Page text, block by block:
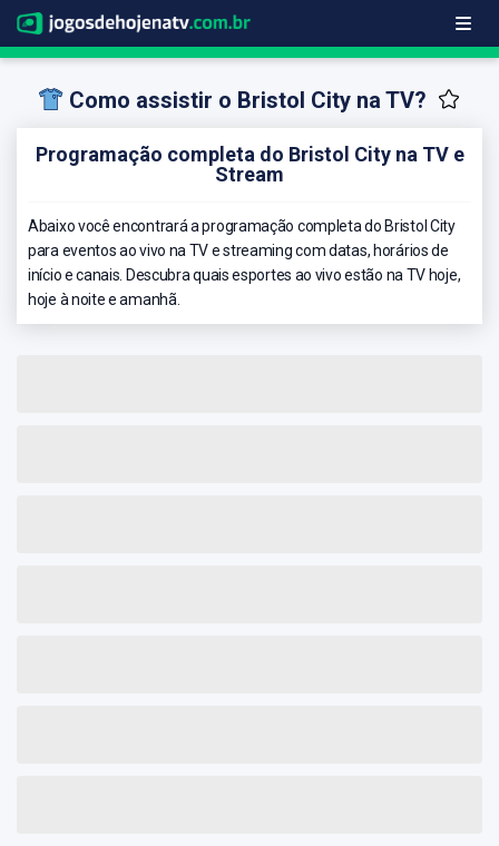
Como assistir o Bristol City na TV?
Programação completa do Bristol City na TV e
Stream
Abaixo você encontrará a programação completa do Bristol City
para eventos ao vivo na TV e streaming com datas, horários de
início e canais. Descubra quais esportes ao vivo estão na TV hoje,
hoje à noite e amanhã.